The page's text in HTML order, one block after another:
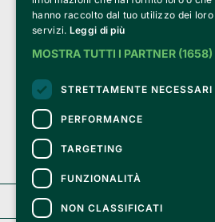
Credits:
Clappit is based on the Belive 6.2 ticketing
Revenue Agency (Agenzia delle Entrate)
dated November 6, 2025.
On Clappit your purchases and your data
they are secure and protected by an SSL
with 128-bit encryption.
Clappit
hanno raccolto dal tuo utilizzo dei loro
servizi. Leggi di più
MOSTRA TUTTI I PARTNER
STRETTAMENTE NECESSARI
PERFORMANCE
TARGETING
FUNZIONALITÀ
NON CLASSIFICATI